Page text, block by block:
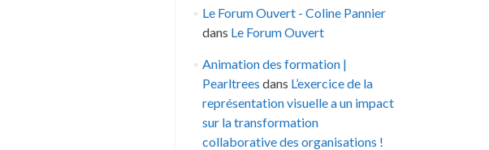
Le Forum Ouvert - Coline Pannier
dans Le Forum Ouvert
Animation des formation |
Pearltrees dans L’exercice de la
représentation visuelle a un impact
sur la transformation
collaborative des organisations !